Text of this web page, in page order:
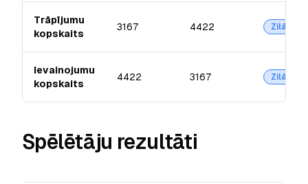
Trāpījumu
kopskaits
3167 4422 Zilā
Ievainojumu
kopskaits
4422 3167 Zilā
Spēlētāju rezultāti